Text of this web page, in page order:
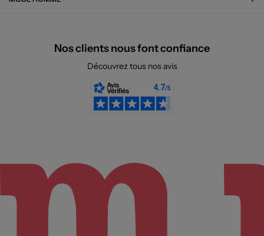
Nos clients nous font confiance
Découvrez tous nos avis